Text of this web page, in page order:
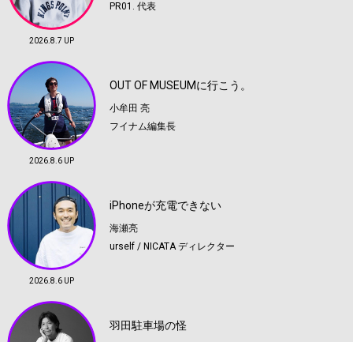
2026.8.7 UP
PR01. 代表
2026.8.6 UP
OUT OF MUSEUMに行こう。
小牟田 亮
フイナム編集長
2026.8.6 UP
iPhoneが充電できない
海瀬亮
urself / NICATA ディレクター
羽田駐車場の怪